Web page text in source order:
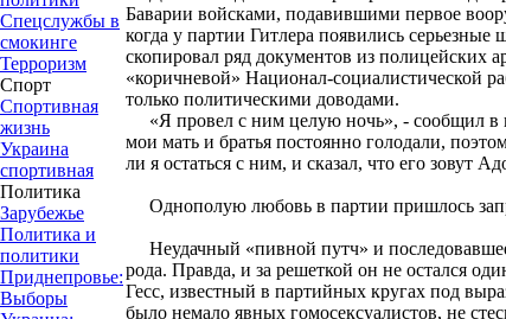
Спецслужбы в
смокинге
Терроризм
Спорт
Спортивная
жизнь
Украина
спортивная
Политика
Зарубежье
Политика и
политики
Приднепровье:
Выборы
Баварии войсками, подавившими первое
когда у партии Гитлера появились
скопировал ряд документов из полицейских
«коричневой» Национал-социалистической
только политическими доводами.
«Я провел с ним целую ночь», - сообщил в
мои мать и братья постоянно голодали,
ли я остаться с ним, и сказал, что его зовут
Однополую любовь в партии пришлось
Неудачный «пивной путч» и
рода. Правда, и за решеткой он не остался
Гесс, известный в партийных кругах под
было немало явных гомосексуалистов, не